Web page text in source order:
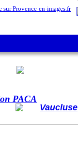
PACA
Vaucluse